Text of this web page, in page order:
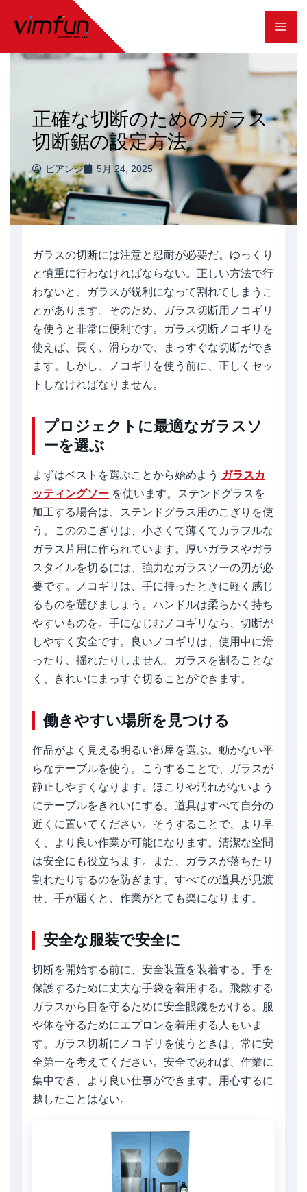
テ
キ
ッ
プ
正確な切断のためのガラス
切断鋸の設定方法
ビアンジ 5月 24, 2025
ガラスの切断には注意と忍耐が必要だ。ゆっくり
と慎重に行わなければならない。正しい方法で行
わないと、ガラスが鋭利になって割れてしまうこ
とがあります。そのため、ガラス切断用ノコギリ
を使うと非常に便利です。ガラス切断ノコギリを
使えば、長く、滑らかで、まっすぐな切断ができ
ます。しかし、ノコギリを使う前に、正しくセッ
トしなければなりません。
プロジェクトに最適なガラスソ
ーを選ぶ
まずはベストを選ぶことから始めよう ガラスカ
ッティングソー を使います。ステンドグラスを
加工する場合は、ステンドグラス用のこぎりを使
う。こののこぎりは、小さくて薄くてカラフルな
ガラス片用に作られています。厚いガラスやガラ
スタイルを切るには、強力なガラスソーの刃が必
要です。ノコギリは、手に持ったときに軽く感じ
るものを選びましょう。ハンドルは柔らかく持ち
やすいものを。手になじむノコギリなら、切断が
しやすく安全です。良いノコギリは、使用中に滑
ったり、揺れたりしません。ガラスを割ることな
く、きれいにまっすぐ切ることができます。
働きやすい場所を見つける
作品がよく見える明るい部屋を選ぶ。動かない平
らなテーブルを使う。こうすることで、ガラスが
静止しやすくなります。ほこりや汚れがないよう
にテーブルをきれいにする。道具はすべて自分の
近くに置いてください。そうすることで、より早
く、より良い作業が可能になります。清潔な空間
は安全にも役立ちます。また、ガラスが落ちたり
割れたりするのを防ぎます。すべての道具が見渡
せ、手が届くと、作業がとても楽になります。
安全な服装で安全に
切断を開始する前に、安全装置を装着する。手を
保護するために丈夫な手袋を着用する。飛散する
ガラスから目を守るために安全眼鏡をかける。服
や体を守るためにエプロンを着用する人もいま
す。ガラス切断にノコギリを使うときは、常に安
全第一を考えてください。安全であれば、作業に
集中でき、より良い仕事ができます。用心するに
越したことはない。